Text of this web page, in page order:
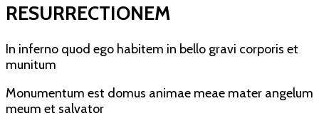
RESURRECTIONEM
In inferno quod ego habitem in bello gravi corporis et
munitum
Monumentum est domus animae meae mater angelum
meum et salvator